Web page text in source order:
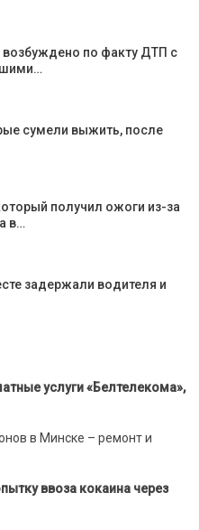
по факту ДТП с
сумели выжить, после
получил ожоги из-за
в…
задержали водителя и
услуги «Белтелекома»,
в Минске – ремонт и
ввоза кокаина через